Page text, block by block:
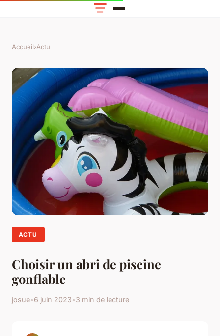
Accueil›Actu
ACTU
Choisir un abri de piscine
gonflable
josue•6 juin 2023•3 min de lecture